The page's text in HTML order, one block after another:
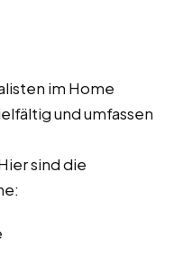
im Home
und umfassen
sind die